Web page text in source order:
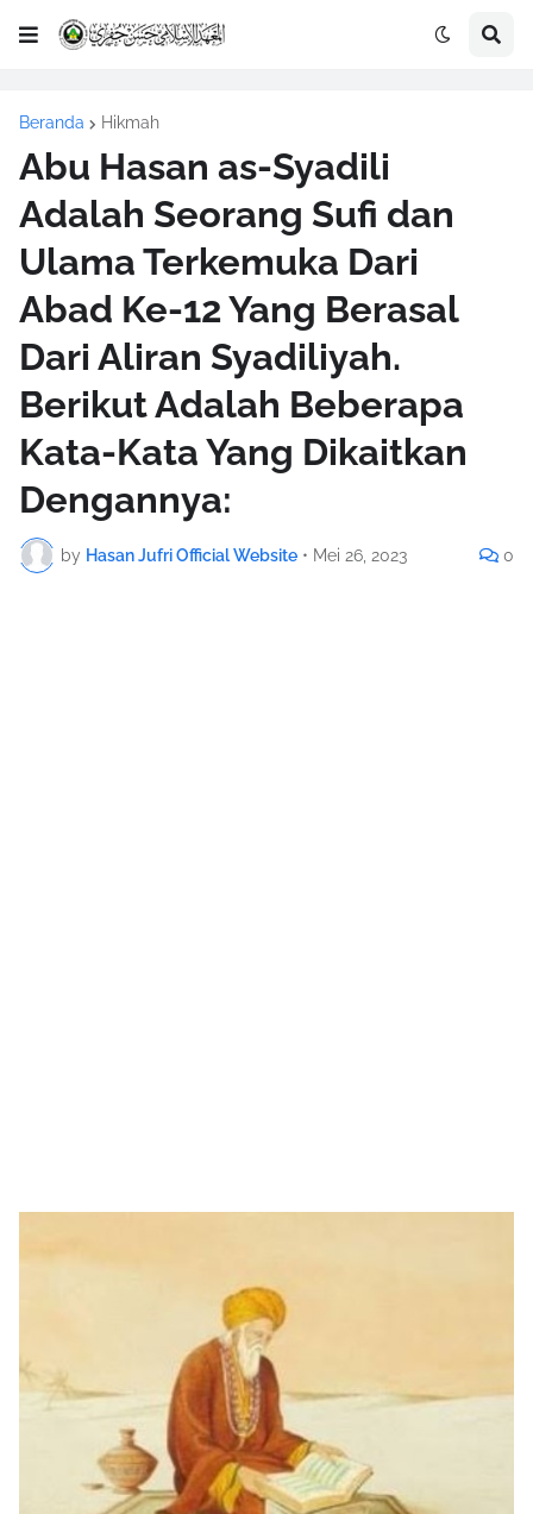
Beranda Hikmah
Abu Hasan as-Syadili
Adalah Seorang Sufi dan
Ulama Terkemuka Dari
Abad Ke-12 Yang Berasal
Dari Aliran Syadiliyah.
Berikut Adalah Beberapa
Kata-Kata Yang Dikaitkan
Dengannya:
by Hasan Jufri Official Website • Mei 26, 2023 0